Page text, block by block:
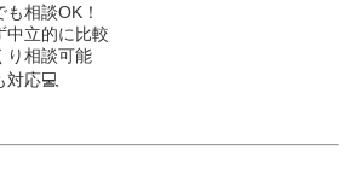
相談OK！
立的に比較
り相談可能
対応💻